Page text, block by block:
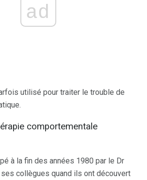
ad
utilisé pour traiter le trouble de
comportementale
à la fin des années 1980 par le Dr
collègues quand ils ont découvert